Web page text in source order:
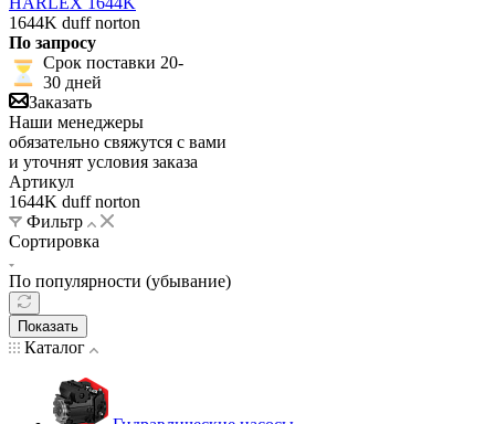
1644K duff norton
По запросу
Срок поставки 20-
30 дней
Заказать
Наши менеджеры
обязательно свяжутся с вами
и уточнят условия заказа
Артикул
1644K duff norton
Фильтр
Сортировка
По популярности (убывание)
Показать
Каталог